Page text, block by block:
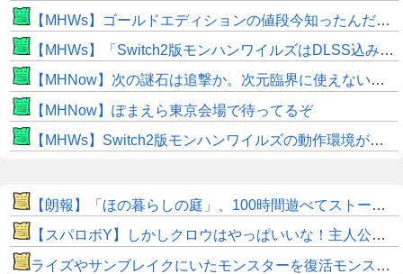
【MHWs】ゴールドエディションの値段今知ったんだけどやっっっっっっすwwwww
【MHWs】「Switch2版モンハンワイルズはDLSS込みで最大1440p動作」
【MHNow】次の謎石は追撃か。次元臨界に使えない時点で闘気活性以下のスキルだわ
【MHNow】ぽまえら東京会場で待ってるぞ
【MHWs】Switch2版モンハンワイルズの動作環境が判明！
【朗報】「ほの暮らしの庭」、100時間遊べてストーリーも面白いスタバレの上位互換だとまじで好評
【スパロボY】しかしクロウはやっぱいいな！主人公として魅力的すぎる…！
ライズやサンブレイクにいたモンスターを復活モンスターと呼ぶのはやめよう